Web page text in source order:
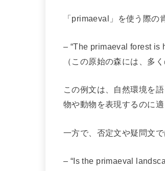
「primaeval」を使う際の
– “The primaeval forest is
（この原始の森には、多
この例文は、自然環境を
物や動物を表現するのに適
一方で、否定文や疑問文
– “Is the primaeval